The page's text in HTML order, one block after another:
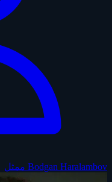
Bodgan Haralambov ممثل